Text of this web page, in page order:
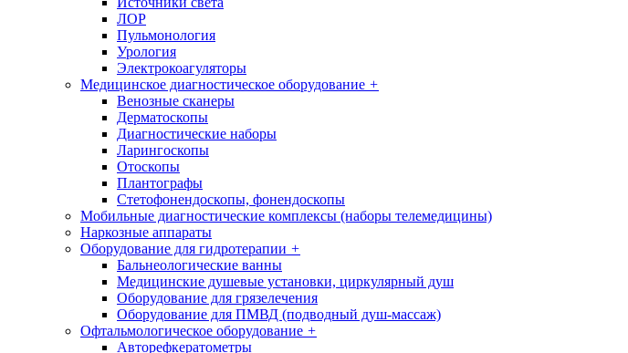
ЛОР
Пульмонология
Урология
Электрокоагуляторы
Медицинское диагностическое оборудование +
Венозные сканеры
Дерматоскопы
Диагностические наборы
Ларингоскопы
Отоскопы
Плантографы
Стетофонендоскопы, фонендоскопы
Мобильные диагностические комплексы (наборы телемедицины)
Наркозные аппараты
Оборудование для гидротерапии +
Бальнеологические ванны
Медицинские душевые установки, циркулярный душ
Оборудование для грязелечения
Оборудование для ПМВД (подводный душ-массаж)
Офтальмологическое оборудование +
Авторефкератометры